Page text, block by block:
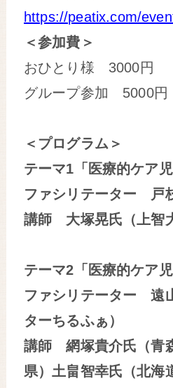
https://peatix.com/
＜参加費＞
おひとり様 3000円
グループ参加 5000円
＜プログラム＞
テーマ1「医療的ケア
ファシリテーター 戸
講師 大塚晃氏（上智
テーマ2「医療的ケア
ファシリテーター 遠
ターちるふぁ）
講師 網塚貴介氏（青
県）土畠智幸氏（北海